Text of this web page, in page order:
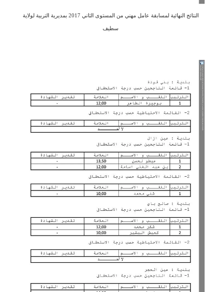
النتائج النهائية لمسابقة عامل مهني من المستوى الثاني 2017 بمديرية التربية لولاية
سطيف